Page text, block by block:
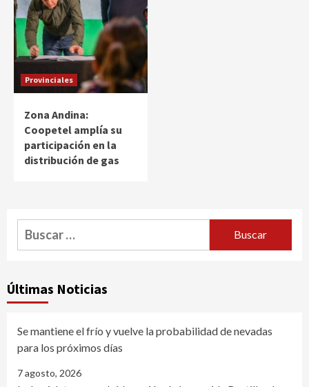
Provinciales
Zona Andina:
Coopetel amplía su
participación en la
distribución de gas
Buscar:
Últimas Noticias
Se mantiene el frío y vuelve la probabilidad de nevadas
para los próximos días
7 agosto, 2026